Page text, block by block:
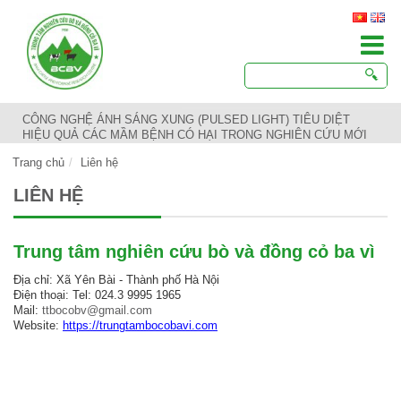
CÔNG NGHỆ ÁNH SÁNG XUNG (PULSED LIGHT) TIÊU DIỆT
HIỆU QUẢ CÁC MẦM BỆNH CÓ HẠI TRONG NGHIÊN CỨU MỚI
Trang chủ Liên hệ
LIÊN HỆ
Trung tâm nghiên cứu bò và đồng cỏ ba vì
Địa chỉ: Xã Yên Bài - Thành phố Hà Nội
Điện thoại: Tel: 024.3 9995 1965
Mail: ttbocobv@gmail.com
Website: https://trungtambocobavi.com